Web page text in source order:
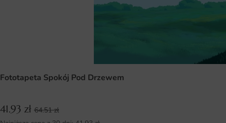
Fototapeta Spokój Pod Drzewem
41.93 zł 64.51zł